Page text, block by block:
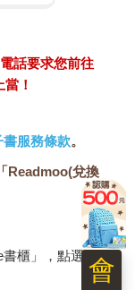
話要求您前往
！
服務條款。
Readmoo(兌換
櫃」，點選線上會